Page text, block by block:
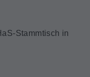
Stammtisch in